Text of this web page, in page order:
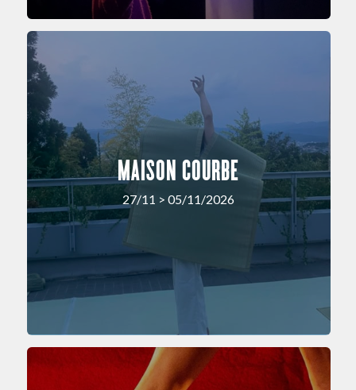
MAISON COURBE
27/11 > 05/11/2026